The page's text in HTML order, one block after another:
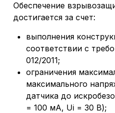
Обеспечение
достигается за счет:
выполнения
соответствии с
012/2011;
ограничения
максимального
датчика до
= 100 мA, Ui = 30 B);